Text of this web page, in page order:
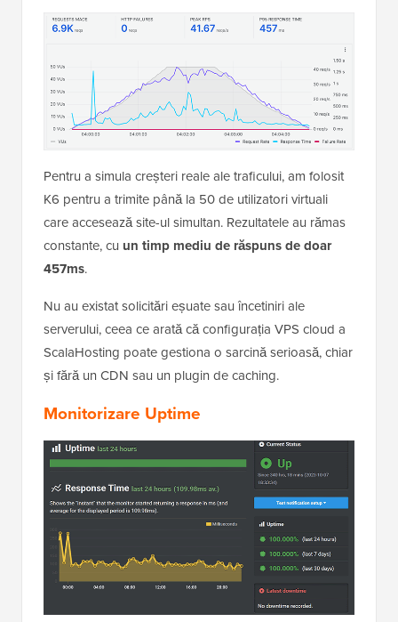
Pentru a simula creșteri reale ale traficului, am folosit
K6 pentru a trimite până la 50 de utilizatori virtuali
care accesează site-ul simultan. Rezultatele au rămas
constante, cu un timp mediu de răspuns de doar
457ms.
Nu au existat solicitări eșuate sau încetiniri ale
serverului, ceea ce arată că configurația VPS cloud a
ScalaHosting poate gestiona o sarcină serioasă, chiar
și fără un CDN sau un plugin de caching.
Monitorizare Uptime